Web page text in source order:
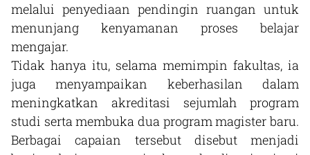
melalui penyediaan pendingin ruangan untuk
menunjang kenyamanan proses belajar
mengajar.
Tidak hanya itu, selama memimpin fakultas, ia
juga menyampaikan keberhasilan dalam
meningkatkan akreditasi sejumlah program
studi serta membuka dua program magister baru.
Berbagai capaian tersebut disebut menjadi